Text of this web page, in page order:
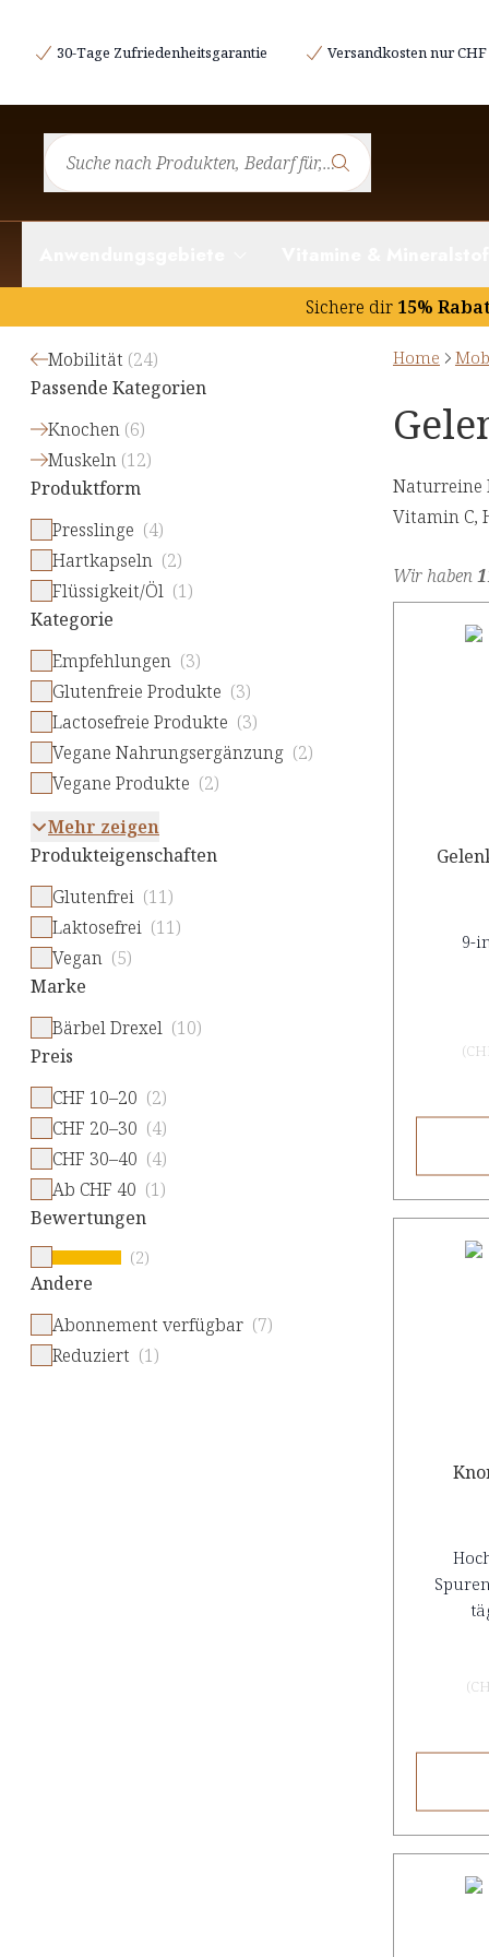
30-Tage Zufriedenheitsgarantie Versandkosten nur CHF
Sichere dir 15%
Mobilität (24)
Passende Kategorien
Knochen (6)
Muskeln (12)
Produktform
Presslinge (4)
Hartkapseln (2)
Flüssigkeit/Öl (1)
Kategorie
Empfehlungen (3)
Glutenfreie Produkte (3)
Lactosefreie Produkte (3)
Vegane Nahrungsergänzung (2)
Vegane Produkte (2)
Mehr zeigen
Produkteigenschaften
Glutenfrei (11)
Laktosefrei (11)
Vegan (5)
Marke
Bärbel Drexel (10)
Preis
CHF 10–20 (2)
CHF 20–30 (4)
CHF 30–40 (4)
Ab CHF 40 (1)
Bewertungen
(2)
Andere
Abonnement verfügbar (7)
Reduziert (1)
Home
Naturreine
Vitamin C,
Wir haben
9-
(
(